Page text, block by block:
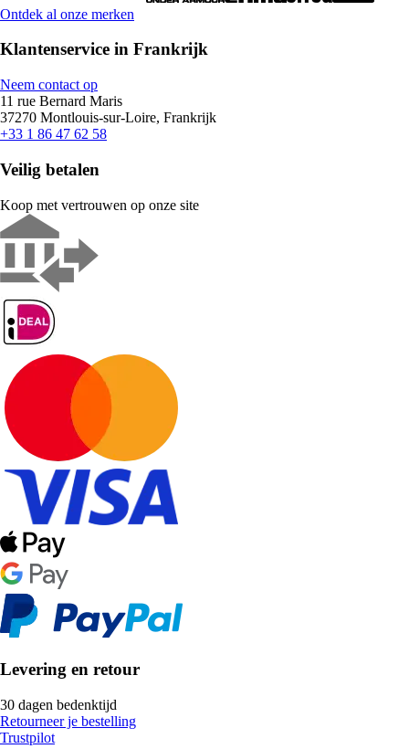
Ontdek al onze merken
Klantenservice in Frankrijk
Neem contact op
11 rue Bernard Maris
37270 Montlouis-sur-Loire, Frankrijk
+33 1 86 47 62 58
Veilig betalen
Koop met vertrouwen op onze site
Levering en retour
30 dagen bedenktijd
Retourneer je bestelling
Trustpilot